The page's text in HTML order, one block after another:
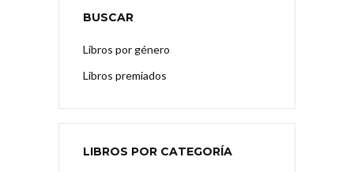
BUSCAR
Libros por género
Libros premiados
LIBROS POR CATEGORÍA